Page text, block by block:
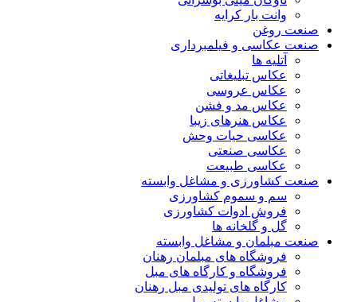
وانت بار کرایه
صنعت روغن
صنعت عکاسی و فیلمبرداری
آتلیه ها
عکاس تبلیغاتی
عکاس عروسی
عکاس مد و فشن
عکاس هنرهای زیبا
عکاسی حیات وحش
عکاسی صنعتی
عکاسی طبیعت
صنعت کشاورزی و مشاغل وابسته
سم و سموم کشاورزی
فروش ادوات کشاورزی
گل و گلخانه ها
صنعت مبلمان و مشاغل وابسته
فروشگاه های مبلمان رهنان
فروشگاه و کارگاه های مبل
کارگاه های تولیدی مبل رهنان